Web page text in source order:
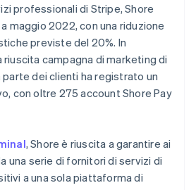
professionali di Stripe, Shore
maggio 2022, con una riduzione
previste del 20%. In
riuscita campagna di marketing di
parte dei clienti ha registrato un
con oltre 275 account Shore Pay
, Shore è riuscita a garantire ai
una serie di fornitori di servizi di
a una sola piattaforma di